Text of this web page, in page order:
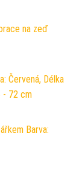
na zeď
Červená, Délka
- 72 cm
Barva: